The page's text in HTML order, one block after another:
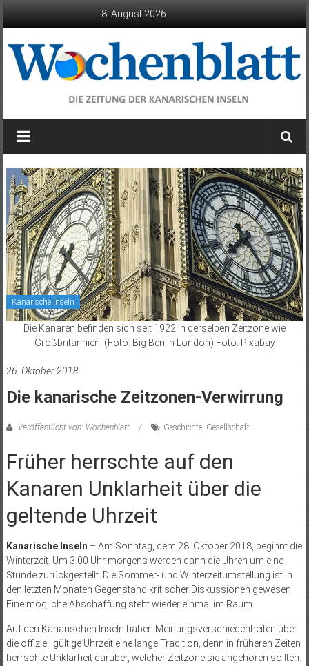
8. August 2026
Wochenblatt
die
der
Kanarischen
Inseln
Kanarische Inseln
Die Kanaren befinden sich seit 1922 in derselben Zeitzone wie
Großbritannien. (Foto: Big Ben in London) Foto: Pixabay
26. Oktober 2018
Die kanarische Zeitzonen-Verwirrung
Veröffentlicht von: Wochenblatt Geschichte, Gesellschaft
Früher herrschte auf den
Kanaren Unklarheit über die
geltende Uhrzeit
Kanarische Inseln – Am Sonntag, dem 28. Oktober 2018, beginnt die
Winterzeit. Um 3.00 Uhr morgens werden dann die Uhren um eine
Stunde zurückgestellt. Die Sommer- und Winterzeitumstellung ist in
den letzten Monaten Gegenstand kritischer Diskussionen gewesen.
Eine mögliche Abschaffung steht wieder einmal im Raum.
Auf den Kanarischen Inseln haben Meinungsverschiedenheiten über
die offiziell gültige Uhrzeit eine lange Tradition, denn in früheren Zeiten
herr­schte Unklarheit darüber, welcher Zeitzone sie angehören sollten.